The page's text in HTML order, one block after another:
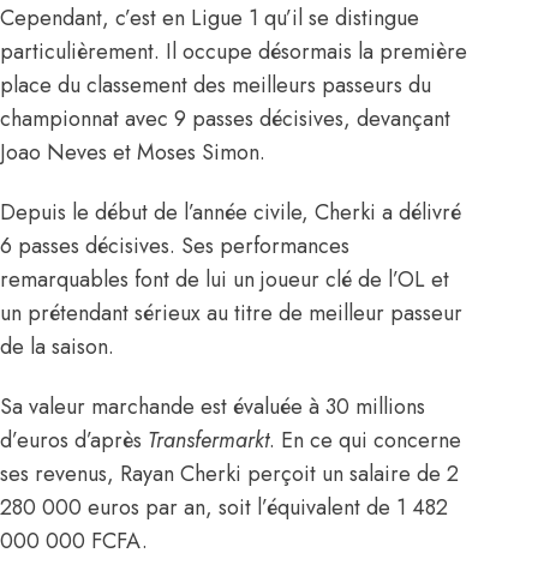
Cependant, c’est en Ligue 1 qu’il se distingue
particulièrement. Il occupe désormais la première
place du classement des meilleurs passeurs du
championnat avec 9 passes décisives, devançant
Joao Neves et Moses Simon.
Depuis le début de l’année civile, Cherki a délivré
6 passes décisives. Ses performances
remarquables font de lui un joueur clé de l’OL et
un prétendant sérieux au titre de meilleur passeur
de la saison.
Sa valeur marchande est évaluée à 30 millions
d’euros d’après Transfermarkt. En ce qui concerne
ses revenus, Rayan Cherki perçoit un salaire de 2
280 000 euros par an, soit l’équivalent de 1 482
000 000 FCFA.